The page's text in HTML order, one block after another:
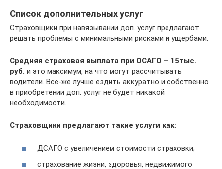
Список дополнительных услуг
Страховщики при навязывании доп. услуг предлагают
решать проблемы с минимальными рисками и ущербами.
Средняя страховая выплата при ОСАГО – 15тыс.
руб. и это максимум, на что могут рассчитывать
водители. Все-же лучше ездить аккуратно и собственно
в приобретении доп. услуг не будет никакой
необходимости.
Страховщики предлагают такие услуги как:
ДСАГО с увеличением стоимости страховки;
страхование жизни, здоровья, недвижимого